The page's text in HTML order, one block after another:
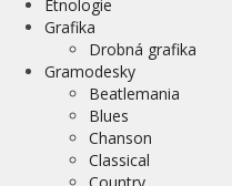
Etnologie
Grafika
Drobná grafika
Gramodesky
Beatlemania
Blues
Chanson
Classical